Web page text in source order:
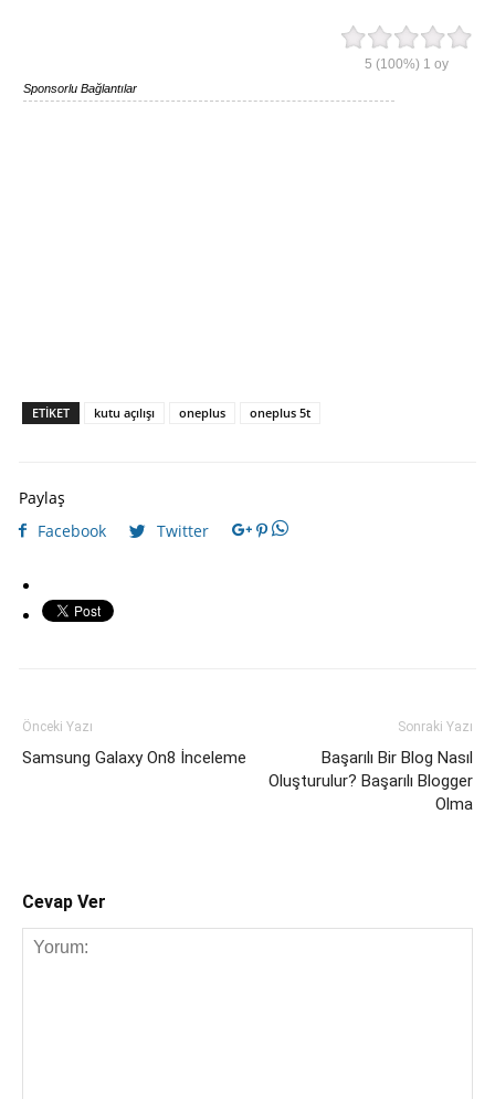
5 (100%) 1 oy
Sponsorlu Bağlantılar
ETIKET kutu açılışı oneplus oneplus 5t
Paylaş
Facebook
Twitter
Önceki Yazı
Samsung Galaxy On8 İnceleme
Sonraki Yazı
Başarılı Bir Blog Nasıl
Oluşturulur? Başarılı Blogger
Olma
Cevap Ver